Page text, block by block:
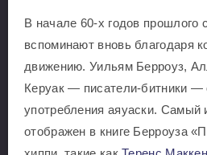
В начале 60-х годов прошлого
вспоминают вновь благодаря
движению. Уильям Берроуз,
Керуак — писатели-битники
употребления аяуаски. Самый
отображен в книге Берроуза